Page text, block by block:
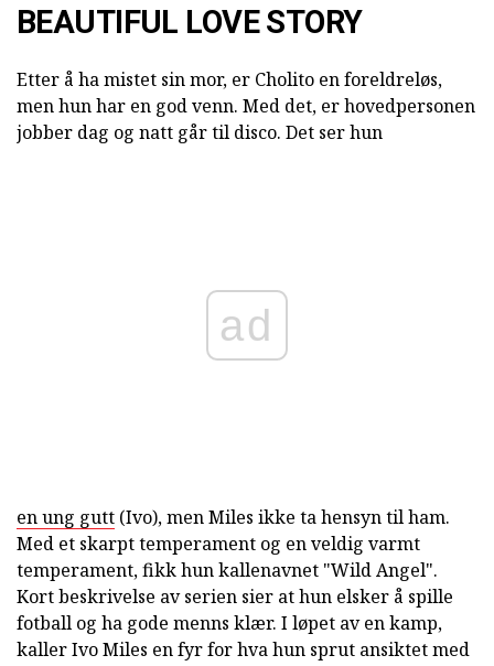
BEAUTIFUL LOVE STORY
Etter å ha mistet sin mor, er Cholito en foreldreløs,
men hun har en god venn. Med det, er hovedpersonen
jobber dag og natt går til disco. Det ser hun
ad
en ung gutt (Ivo), men Miles ikke ta hensyn til ham.
Med et skarpt temperament og en veldig varmt
temperament, fikk hun kallenavnet "Wild Angel".
Kort beskrivelse av serien sier at hun elsker å spille
fotball og ha gode menns klær. I løpet av en kamp,
kaller Ivo Miles en fyr for hva hun sprut ansiktet med